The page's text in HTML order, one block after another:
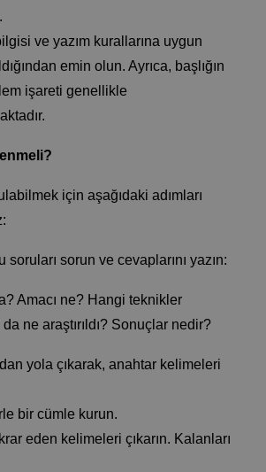
ve yazım kurallarına uygun
emin olun. Ayrıca, başlığın
işareti genellikle
için aşağıdaki adımları
soruları sorun ve cevaplarını yazın:
Amacı ne? Hangi teknikler
ne araştırıldı? Sonuçlar nedir?
yola çıkarak, anahtar kelimeleri
bir cümle kurun.
eden kelimeleri çıkarın. Kalanları